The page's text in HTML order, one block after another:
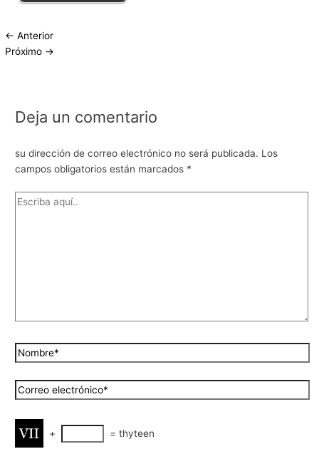
← Anterior
Próximo →
Deja un comentario
su dirección de correo electrónico no será publicada. Los
campos obligatorios están marcados *
+ = thyteen